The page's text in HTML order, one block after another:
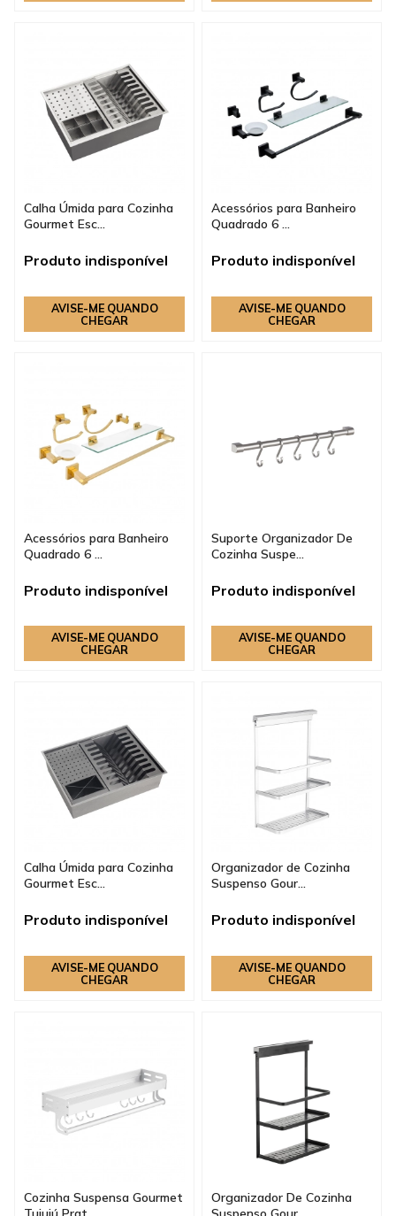
Calha Úmida para Cozinha
Gourmet Esc...
Produto indisponível
AVISE-ME QUANDO
CHEGAR
Acessórios para Banheiro
Quadrado 6 ...
Produto indisponível
AVISE-ME QUANDO
CHEGAR
Acessórios para Banheiro
Quadrado 6 ...
Produto indisponível
AVISE-ME QUANDO
CHEGAR
Suporte Organizador De
Cozinha Suspe...
Produto indisponível
AVISE-ME QUANDO
CHEGAR
Calha Úmida para Cozinha
Gourmet Esc...
Produto indisponível
AVISE-ME QUANDO
CHEGAR
Organizador de Cozinha
Suspenso Gour...
Produto indisponível
AVISE-ME QUANDO
CHEGAR
Cozinha Suspensa Gourmet
Organizador De Cozinha